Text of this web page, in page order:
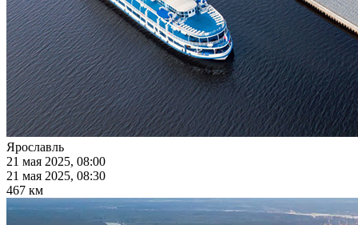
Ярославль
21 мая 2025, 08:00
21 мая 2025, 08:30
467 км